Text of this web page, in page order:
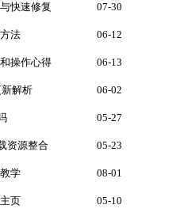
快速修复 07-30
法 06-12
操作心得 06-13
新解析 06-02
05-27
资源整合 05-23
学 08-01
页 05-10